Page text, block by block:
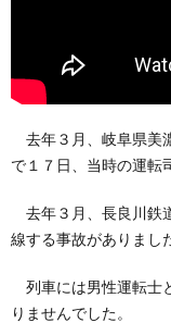
去年３月、岐阜県美
で１７日、当時の運転
去年３月、長良川鉄
線する事故がありまし
列車には男性運転士
りませんでした。